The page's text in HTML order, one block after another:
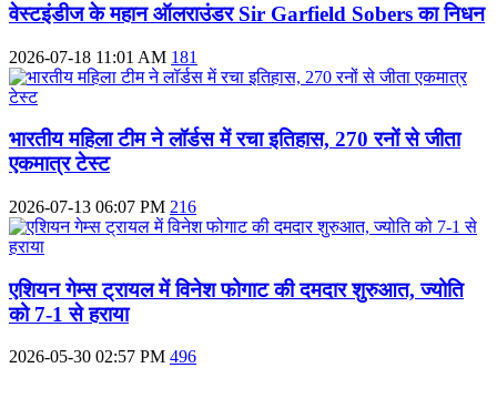
वेस्टइंडीज के महान ऑलराउंडर Sir Garfield Sobers का निधन
2026-07-18 11:01 AM 181
भारतीय महिला टीम ने लॉर्डस में रचा इतिहास, 270 रनों से जीता
एकमात्र टेस्ट
2026-07-13 06:07 PM 216
एशियन गेम्स ट्रायल में विनेश फोगाट की दमदार शुरुआत, ज्योति
को 7-1 से हराया
2026-05-30 02:57 PM 496